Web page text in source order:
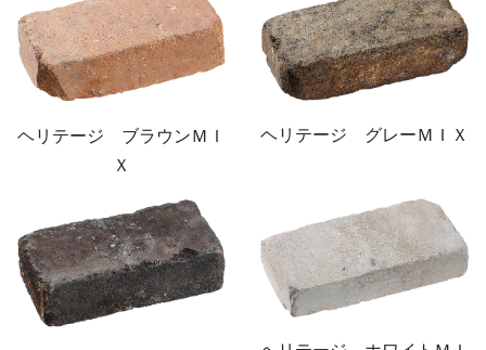
ヘリテージ ブラウンＭＩ
Ｘ
ヘリテージ グレーＭＩＸ